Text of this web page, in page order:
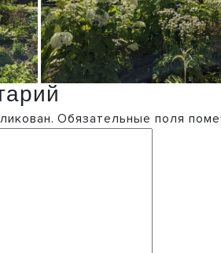
Обязательные поля